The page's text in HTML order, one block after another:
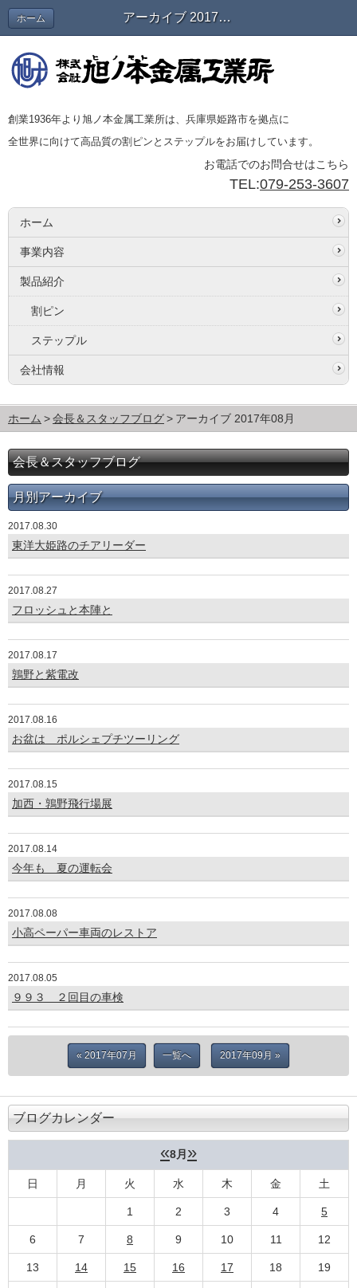
アーカイブ 2017年08月 | 会長＆スタッフブログ
ホーム
創業1936年より旭ノ本金属工業所は、兵庫県姫路市を拠点に
全世界に向けて高品質の割ピンとステップルをお届けしています。
お電話でのお問合せはこちら
TEL:079-253-3607
ホーム
事業内容
製品紹介
割ピン
ステップル
会社情報
ホーム 会長＆スタッフブログ アーカイブ 2017年08月
会長＆スタッフブログ
月別アーカイブ
2017.08.30
東洋大姫路のチアリーダー
2017.08.27
フロッシュと本陣と
2017.08.17
鶉野と紫電改
2017.08.16
お盆は ポルシェプチツーリング
2017.08.15
加西・鶉野飛行場展
2017.08.14
今年も 夏の運転会
2017.08.08
小高ペーパー車両のレストア
2017.08.05
９９３ ２回目の車検
« 2017年07月 一覧へ 2017年09月 »
ブログカレンダー
«8月 »
日 月 火 水 木 金 土
1 2 3 4 5
6 7 8 9 10 11 12
13 14 15 16 17 18 19